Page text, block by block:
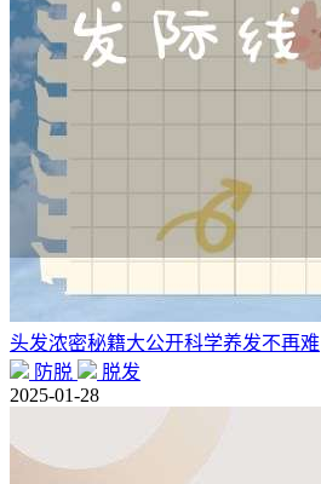
头发浓密秘籍大公开科学养发不再难
防脱
脱发
2025-01-28